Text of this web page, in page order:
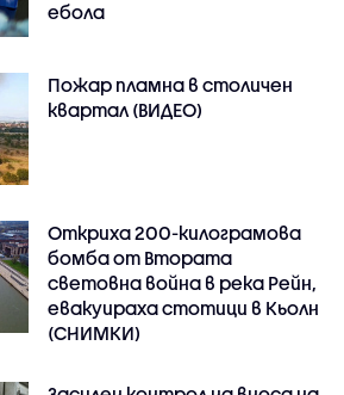
ебола
Пожар пламна в столичен
квартал (ВИДЕО)
Откриха 200-килограмова
бомба от Втората
световна война в река Рейн,
евакуираха стотици в Кьолн
(СНИМКИ)